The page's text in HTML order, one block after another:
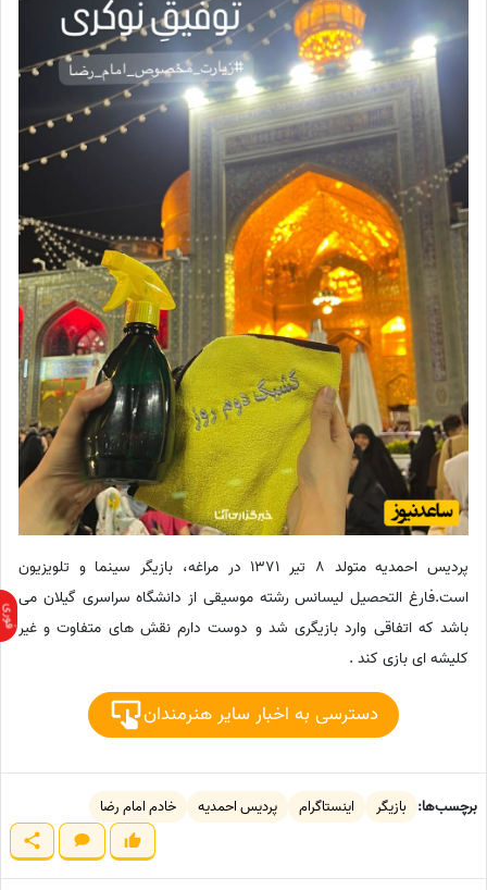
پردیس احمدیه متولد 8 تیر 1371 در مراغه، بازیگر سینما و تلویزیون
است.فارغ التحصیل لیسانس رشته موسیقی از دانشگاه سراسری گیلان می
باشد که اتفاقی وارد بازیگری شد و دوست دارم نقش های متفاوت و غیر
کلیشه ای بازی کند .
دسترسی به اخبار سایر هنرمندان
برچسب‌ها: بازیگر اینستاگرام پردیس احمدیه خادم امام رضا